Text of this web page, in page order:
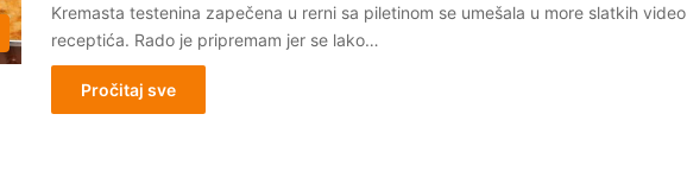
Kremasta testenina zapečena u rerni sa piletinom se umešala u more slatkih video
receptića. Rado je pripremam jer se lako…
Pročitaj sve